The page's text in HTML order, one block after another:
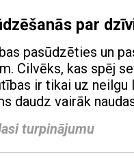
par
pasūdzēties un
Cilvēks, kas spēj
ir tikai uz
daudz vairāk
turpinājumu